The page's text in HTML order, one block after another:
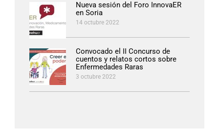
Nueva sesión del Foro InnovaER
en Soria
14 octubre 2022
Convocado el II Concurso de
cuentos y relatos cortos sobre
Enfermedades Raras
3 octubre 2022